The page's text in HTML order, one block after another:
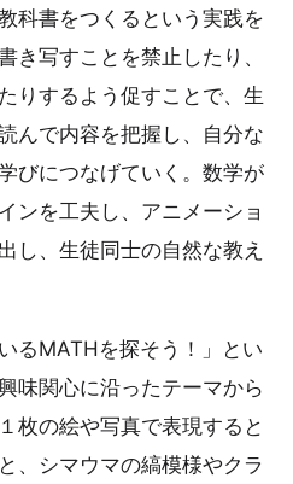
科書をつくるという実践を
き写すことを禁止したり、
りするよう促すことで、生
んで内容を把握し、自分な
びにつなげていく。数学が
ンを工夫し、アニメーショ
し、生徒同士の自然な教え
るMATHを探そう！」とい
味関心に沿ったテーマから
枚の絵や写真で表現すると
、シマウマの縞模様やクラ